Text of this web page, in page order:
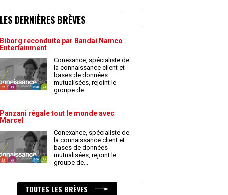
LES DERNIÈRES BRÈVES
Biborg reconduite par Bandai Namco
Entertainment
Conexance, spécialiste de
la connaissance client et
bases de données
mutualisées, rejoint le
groupe de...
Panzani régale tout le monde avec
Marcel
Conexance, spécialiste de
la connaissance client et
bases de données
mutualisées, rejoint le
groupe de...
TOUTES LES BRÈVES